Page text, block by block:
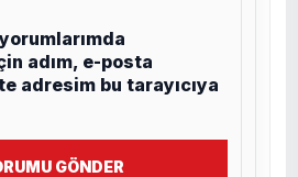
adım, e-posta
adresim bu tarayıcıya
GÖNDER